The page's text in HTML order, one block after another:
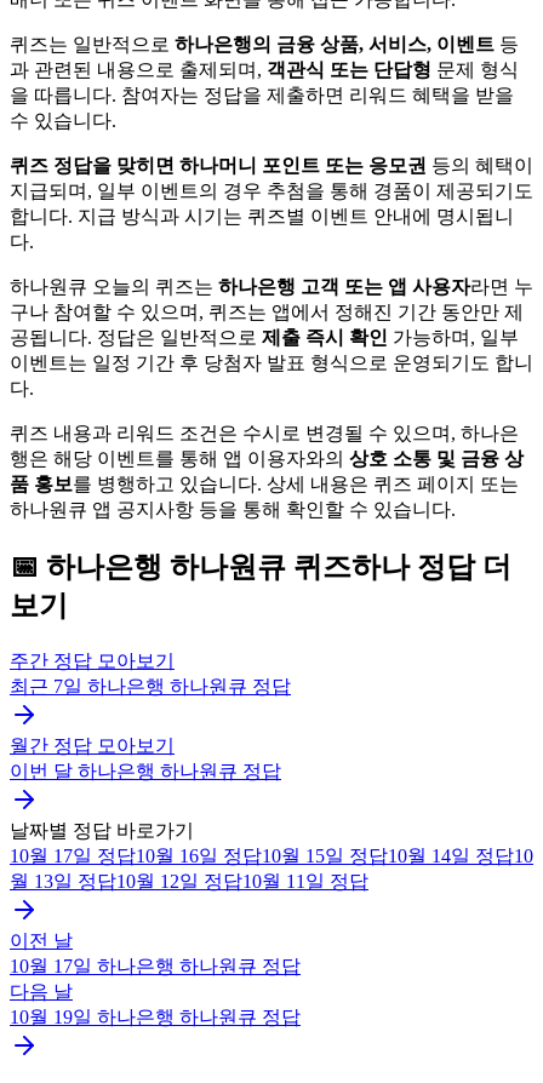
퀴즈는 일반적으로 하나은행의 금융 상품, 서비스, 이벤트 등
과 관련된 내용으로 출제되며, 객관식 또는 단답형 문제 형식
을 따릅니다. 참여자는 정답을 제출하면 리워드 혜택을 받을
수 있습니다.
퀴즈 정답을 맞히면 하나머니 포인트 또는 응모권 등의 혜택이
지급되며, 일부 이벤트의 경우 추첨을 통해 경품이 제공되기도
합니다. 지급 방식과 시기는 퀴즈별 이벤트 안내에 명시됩니
다.
하나원큐 오늘의 퀴즈는 하나은행 고객 또는 앱 사용자라면 누
구나 참여할 수 있으며, 퀴즈는 앱에서 정해진 기간 동안만 제
공됩니다. 정답은 일반적으로 제출 즉시 확인 가능하며, 일부
이벤트는 일정 기간 후 당첨자 발표 형식으로 운영되기도 합니
다.
퀴즈 내용과 리워드 조건은 수시로 변경될 수 있으며, 하나은
행은 해당 이벤트를 통해 앱 이용자와의 상호 소통 및 금융 상
품 홍보를 병행하고 있습니다. 상세 내용은 퀴즈 페이지 또는
하나원큐 앱 공지사항 등을 통해 확인할 수 있습니다.
📅 하나은행 하나원큐 퀴즈하나정답 더
보기
주간 정답 모아보기
최근 7일 하나은행 하나원큐 정답
월간 정답 모아보기
이번 달 하나은행 하나원큐 정답
날짜별 정답 바로가기
10월 17일 정답10월 16일 정답10월 15일 정답10월 14일 정답10
월 13일 정답10월 12일 정답10월 11일 정답
이전 날
10월 17일 하나은행 하나원큐 정답
다음 날
10월 19일 하나은행 하나원큐 정답